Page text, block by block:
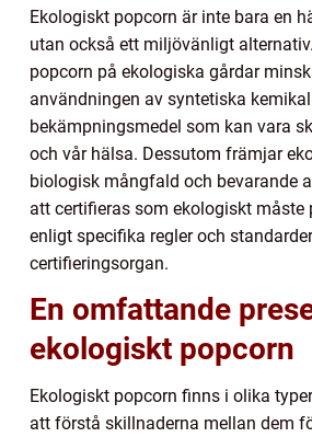
Ekologiskt popcorn är inte bara en
utan också ett miljövänligt
popcorn på ekologiska gårdar
användningen av syntetiska
bekämpningsmedel som kan vara
och vår hälsa. Dessutom främjar
biologisk mångfald och bevarande
att certifieras som ekologiskt måste
enligt specifika regler och
certifieringsorgan.
En omfattande
ekologiskt popcorn
Ekologiskt popcorn finns i olika
att förstå skillnaderna mellan dem